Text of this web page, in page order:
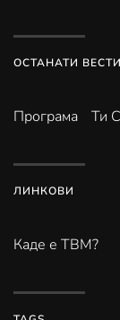
ОСТАНАТИ ВЕСТИ
Програма Ти
ЛИНКОВИ
Каде е ТВМ?